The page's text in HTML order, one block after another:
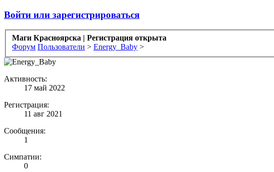
Войти или зарегистрироваться
Маги Красноярска | Регистрация открыта
Форум Пользователи > Energy_Baby >
Активность:
17 май 2022
Регистрация:
11 авг 2021
Сообщения:
1
Симпатии:
0